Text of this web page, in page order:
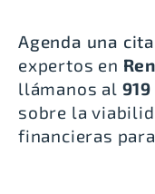
Agenda una cita
expertos en
llámanos al
sobre la
financieras